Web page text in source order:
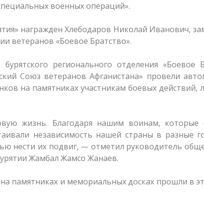
военных операций».
награжден Хлебодаров Николай Иванович,
ветеранов «Боевое Братство».
регионального отделения «Боевое
Союз ветеранов Афганистана» провели
на памятниках участникам боевых действий,
жизнь. Благодаря нашим воинам, которые
независимость нашей страны в разные
нести их подвиг, — отметил руководитель
Жамбал Жамсо Жанаев.
памятниках и мемориальных досках прошли в